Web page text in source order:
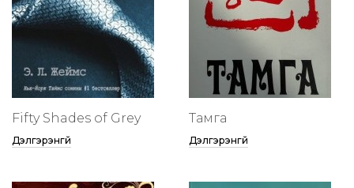
Fifty Shades of Grey
Дэлгэрэнгүй
Тамга
Дэлгэрэнгүй